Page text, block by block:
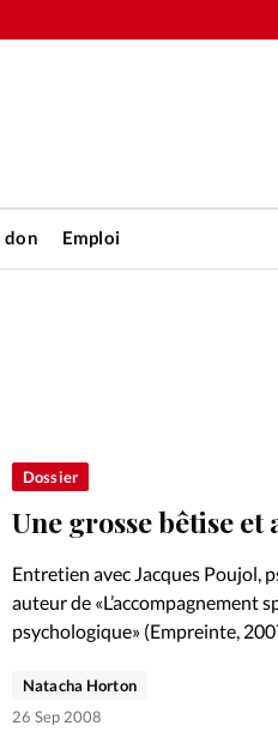
don Emploi
Foi
Opinions
Dossier
Une grosse bêtise et
Entretien avec Jacques Poujol,
auteur de «L’accompagnement
psychologique» (Empreinte,
Natacha Horton
26 Sep 2008